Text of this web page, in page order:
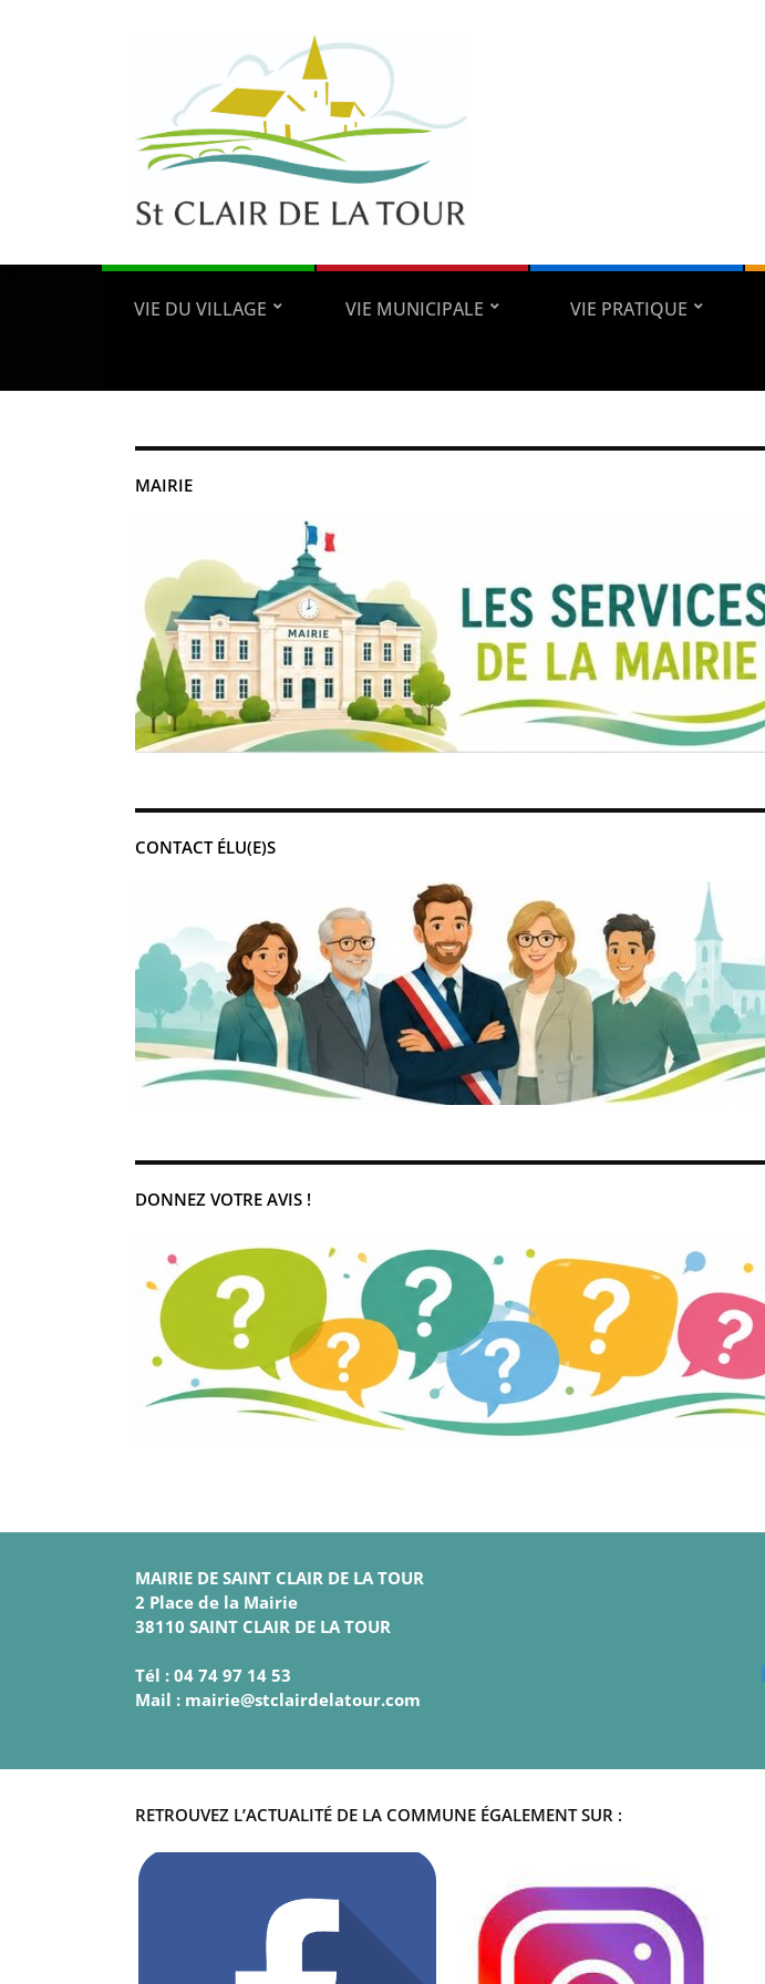
VIE DU VILLAGE VIE MUNICIPALE VIE PRATIQUE
MAIRIE
CONTACT ÉLU(E)S
DONNEZ VOTRE AVIS !
MAIRIE DE SAINT CLAIR DE LA TOUR
2 Place de la Mairie
38110 SAINT CLAIR DE LA TOUR
Tél : 04 74 97 14 53
Mail : mairie@stclairdelatour.com
RETROUVEZ L’ACTUALITÉ DE LA COMMUNE ÉGALEMENT SUR :